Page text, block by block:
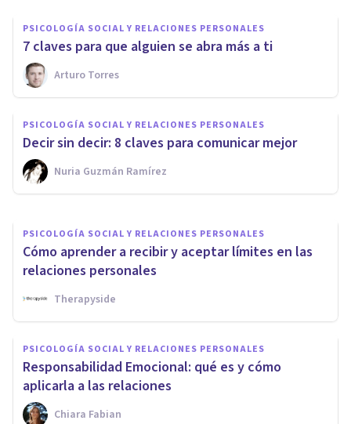
PSICOLOGÍA SOCIAL Y RELACIONES PERSONALES
​7 claves para que alguien se abra más a ti
Arturo Torres
PSICOLOGÍA SOCIAL Y RELACIONES PERSONALES
Decir sin decir: 8 claves para comunicar mejor
Nuria Guzmán Ramírez
PSICOLOGÍA SOCIAL Y RELACIONES PERSONALES
¿Cómo reconocer las relaciones
tóxicas?
Iratxe López Fuentes
PSICOLOGÍA SOCIAL Y RELACIONES PERSONALES
Cómo aprender a recibir y aceptar límites en las
relaciones personales
Therapyside
PSICOLOGÍA SOCIAL Y RELACIONES PERSONALES
Responsabilidad Emocional: qué es y cómo
aplicarla a las relaciones
Chiara Fabian